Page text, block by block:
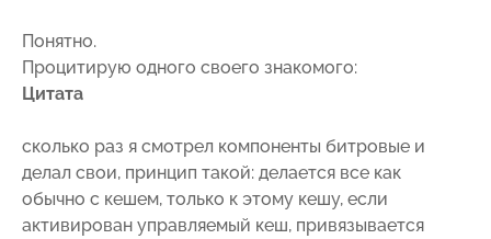
Понятно.
Процитирую одного своего знакомого:
Цитата
сколько раз я смотрел компоненты битровые и
делал свои, принцип такой: делается все как
обычно с кешем, только к этому кешу, если
активирован управляемый кеш, привязывается